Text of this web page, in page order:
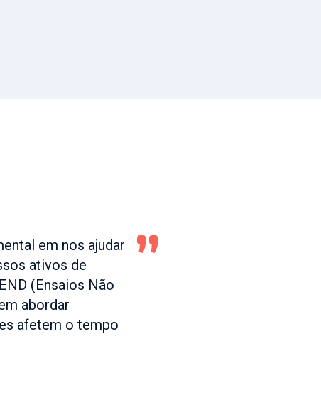
em nos ajudar
ativos de
(Ensaios Não
abordar
afetem o tempo